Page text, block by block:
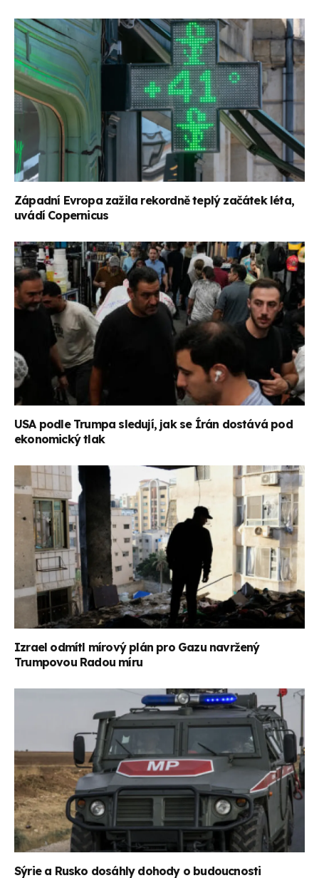
Západní Evropa zažila rekordně teplý začátek léta,
uvádí Copernicus
USA podle Trumpa sledují, jak se Írán dostává pod
ekonomický tlak
Izrael odmítl mírový plán pro Gazu navržený
Trumpovou Radou míru
Sýrie a Rusko dosáhly dohody o budoucnosti